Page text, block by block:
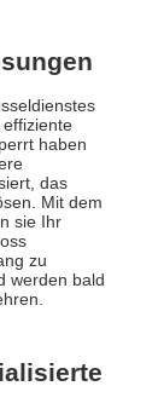
haben
das
Mit dem
sie Ihr
zu
werden bald